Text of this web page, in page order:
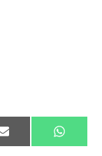
C
o
E
m
C
o
W
h